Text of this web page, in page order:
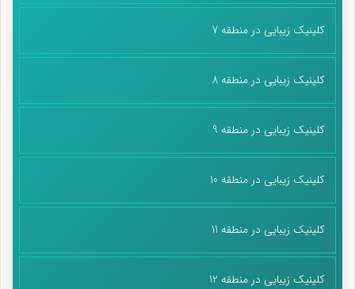
کلینیک زیبایی در منطقه 7
کلینیک زیبایی در منطقه 8
کلینیک زیبایی در منطقه 9
کلینیک زیبایی در منطقه 10
کلینیک زیبایی در منطقه 11
کلینیک زیبایی در منطقه 12